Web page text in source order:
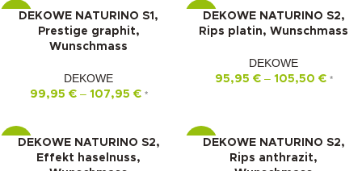
-15%DEKOWE NATURINO S1,
Prestige graphit,
Wunschmass
DEKOWE
99,95 €– 107,95 € *
-10%DEKOWE NATURINO S2,
Rips platin, Wunschmass
DEKOWE
95,95 €– 105,50 € *
-10%DEKOWE NATURINO S2,
Effekt haselnuss,
-10%DEKOWE NATURINO S2,
Rips anthrazit,